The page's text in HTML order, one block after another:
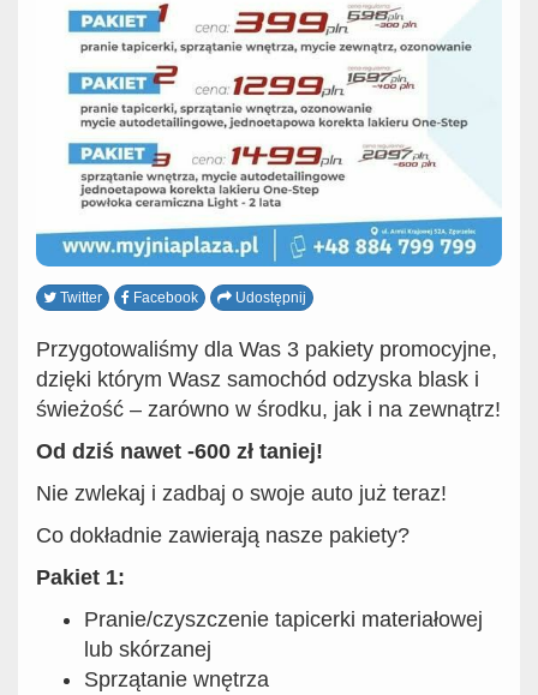
Twitter Facebook Udostępnij
Przygotowaliśmy dla Was 3 pakiety promocyjne,
dzięki którym Wasz samochód odzyska blask i
świeżość – zarówno w środku, jak i na zewnątrz!
Od dziś nawet -600 zł taniej!
Nie zwlekaj i zadbaj o swoje auto już teraz!
Co dokładnie zawierają nasze pakiety?
Pakiet 1:
Pranie/czyszczenie tapicerki materiałowej
lub skórzanej
Sprzątanie wnętrza